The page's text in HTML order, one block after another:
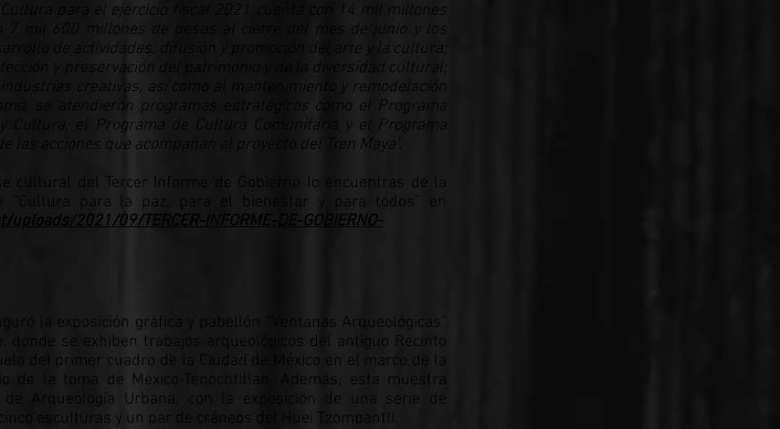
para el ejercicio fiscal 2021 cuenta con 14 mil millones
7 mil 600 millones de pesos al cierre del mes de junio y los
de actividades; difusión y promoción del arte y la cultura;
y preservación del patrimonio y de la diversidad cultural;
creativas, así como al mantenimiento y remodelación
se atendieron programas estratégicos como el Programa
Cultura, el Programa de Cultura Comunitaria y el Programa
las acciones que acompañan al proyecto del Tren Maya”.
cultural del Tercer Informe de Gobierno lo encuentras de la
“Cultura para la paz, para el bienestar y para todos” en
2021/09/TERCER-INFORME-DE-GOBIERNO-
la exposición gráfica y pabellón “Ventanas Arqueológicas”
donde se exhiben trabajos arqueológicos del antiguo Recinto
del primer cuadro de la Ciudad de México en el marco de la
de la toma de México-Tenochtitlan. Además, esta muestra
Arqueología Urbana, con la exposición de una serie de
esculturas y un par de cráneos del Huei Tzompantli.